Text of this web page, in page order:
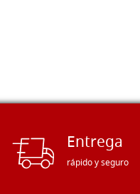
Entrega
rápido y seguro